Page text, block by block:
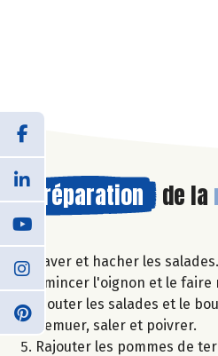
Préparation de la
Laver et hacher les salades.
Emincer l'oignon et le
Ajouter les salades et le
Remuer, saler et poivrer.
Rajouter les pommes de